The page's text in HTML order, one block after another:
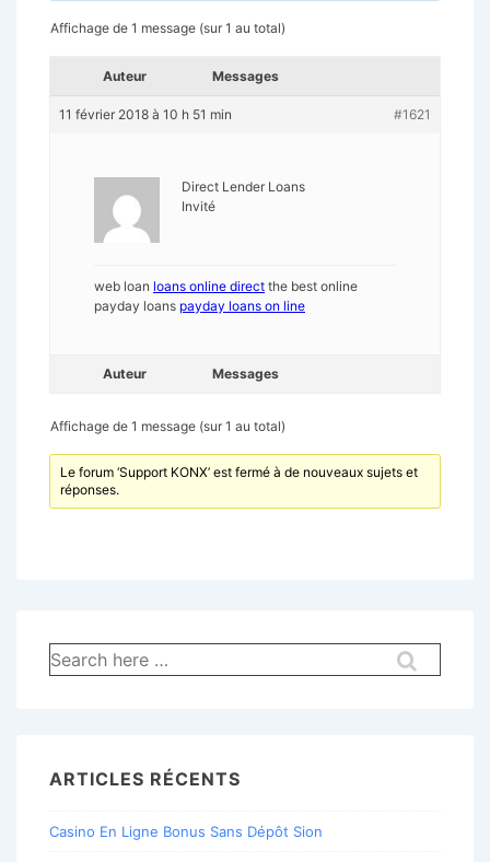
Affichage de 1 message (sur 1 au total)
Auteur Messages
11 février 2018 à 10 h 51 min #1621
Direct Lender Loans
Invité
web loan loans online direct the best online
payday loans payday loans on line
Auteur Messages
Affichage de 1 message (sur 1 au total)
Le forum ‘Support KONX’ est fermé à de nouveaux sujets et
réponses.
Recherche
pour:
ARTICLES RÉCENTS
Casino En Ligne Bonus Sans Dépôt Sion